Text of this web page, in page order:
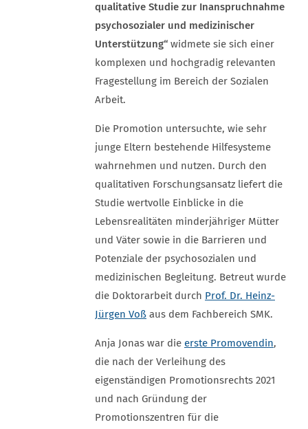
qualitative Studie zur Inanspruchnahme
psychosozialer und medizinischer
Unterstützung“ widmete sie sich einer
komplexen und hochgradig relevanten
Fragestellung im Bereich der Sozialen
Arbeit.
Die Promotion untersuchte, wie sehr
junge Eltern bestehende Hilfesysteme
wahrnehmen und nutzen. Durch den
qualitativen Forschungsansatz liefert die
Studie wertvolle Einblicke in die
Lebensrealitäten minderjähriger Mütter
und Väter sowie in die Barrieren und
Potenziale der psychosozialen und
medizinischen Begleitung. Betreut wurde
die Doktorarbeit durch Prof. Dr. Heinz-
Jürgen Voß aus dem Fachbereich SMK.
Anja Jonas war die erste Promovendin,
die nach der Verleihung des
eigenständigen Promotionsrechts 2021
und nach Gründung der
Promotionszentren für die